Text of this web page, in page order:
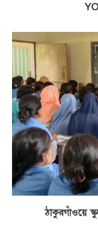
ঠাকুরগাঁওয়ে